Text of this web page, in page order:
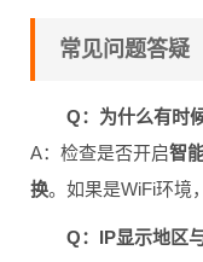
常见问题答疑
Q：为什么有时
A：检查是否开启智
换。如果是WiFi环境
Q：IP显示地区